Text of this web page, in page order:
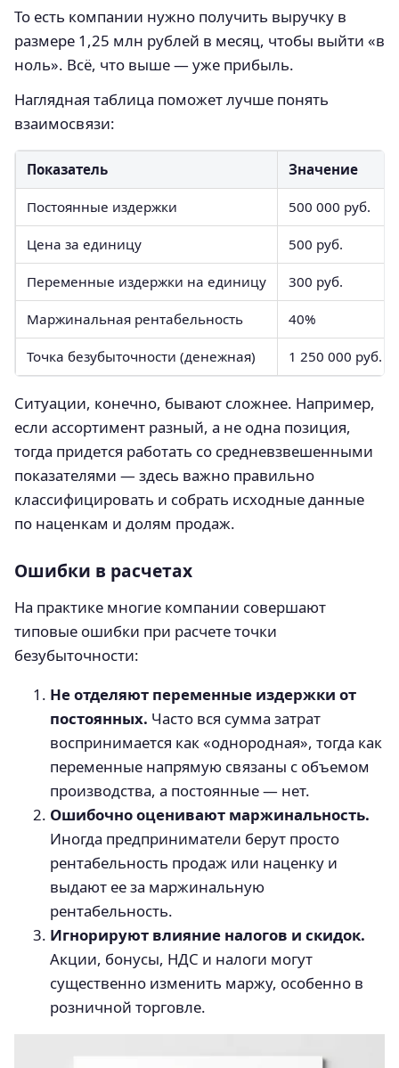
То есть компании нужно получить выручку в
размере 1,25 млн рублей в месяц, чтобы выйти «в
ноль». Всё, что выше — уже прибыль.
Наглядная таблица поможет лучше понять
взаимосвязи:
Показатель Значение
Постоянные издержки 500 000 руб.
Цена за единицу 500 руб.
Переменные издержки на единицу 300 руб.
Маржинальная рентабельность 40%
Точка безубыточности (денежная) 1 250 000 руб.
Ситуации, конечно, бывают сложнее. Например,
если ассортимент разный, а не одна позиция,
тогда придется работать со средневзвешенными
показателями — здесь важно правильно
классифицировать и собрать исходные данные
по наценкам и долям продаж.
Ошибки в расчетах
На практике многие компании совершают
типовые ошибки при расчете точки
безубыточности:
Не отделяют переменные издержки от
постоянных. Часто вся сумма затрат
воспринимается как «однородная», тогда как
переменные напрямую связаны с объемом
производства, а постоянные — нет.
Ошибочно оценивают маржинальность.
Иногда предприниматели берут просто
рентабельность продаж или наценку и
выдают ее за маржинальную
рентабельность.
Игнорируют влияние налогов и скидок.
Акции, бонусы, НДС и налоги могут
существенно изменить маржу, особенно в
розничной торговле.